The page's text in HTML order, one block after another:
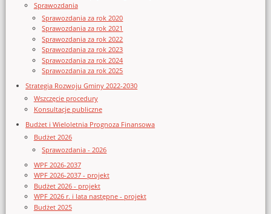
Sprawozdania
Sprawozdania za rok 2020
Sprawozdania za rok 2021
Sprawozdania za rok 2022
Sprawozdania za rok 2023
Sprawozdania za rok 2024
Sprawozdania za rok 2025
Strategia Rozwoju Gminy 2022-2030
Wszczęcie procedury
Konsultacje publiczne
Budżet i Wieloletnia Prognoza Finansowa
Budżet 2026
Sprawozdania - 2026
WPF 2026-2037
WPF 2026-2037 - projekt
Budżet 2026 - projekt
WPF 2026 r. i lata następne - projekt
Budżet 2025